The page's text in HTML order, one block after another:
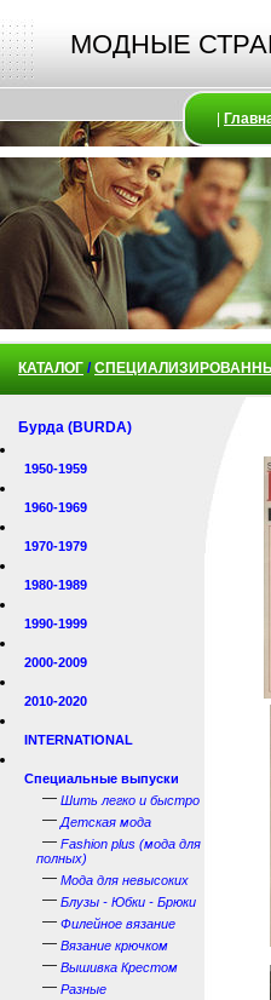
МОДНЫЕ
КАТАЛОГ /
Бурда (BURDA)
1950-1959
1960-1969
1970-1979
1980-1989
1990-1999
2000-2009
2010-2020
INTERNATIONAL
Специальные выпуски
— Шить легко и быстро
— Детская мода
— Fashion plus (мода для
полных)
— Мода для невысоких
— Блузы - Юбки - Брюки
— Филейное вязание
— Вязание крючком
— Вышивка Крестом
— Разные